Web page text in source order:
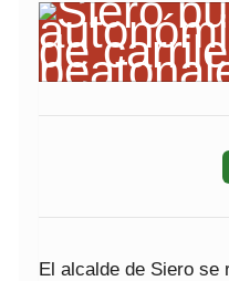
El alcalde de Siero se